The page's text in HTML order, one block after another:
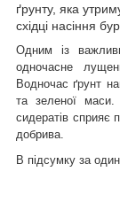
ґрунту, яка
східці насіння
Одним із
одночасне
Водночас ґрунт
та зеленої
сидератів сприяє
добрива.
В підсумку за